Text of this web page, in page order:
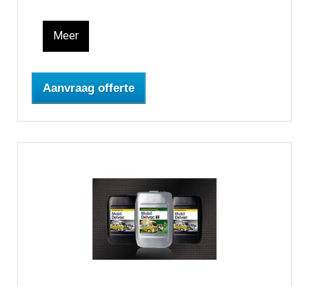
Meer
Aanvraag offerte